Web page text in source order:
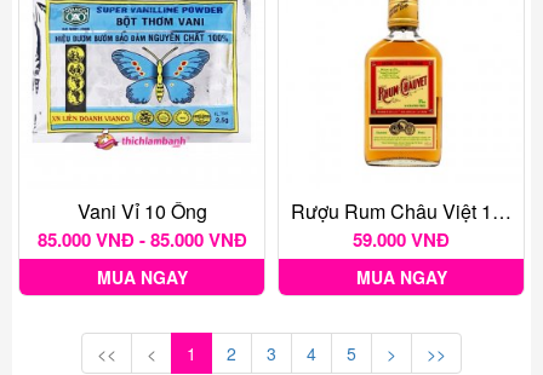
Vani Vỉ 10 Ống
85.000 VNĐ - 85.000 VNĐ
MUA NGAY
Rượu Rum Châu Việt 175 Ml
59.000 VNĐ
MUA NGAY
<< < 1 2 3 4 5 > >>